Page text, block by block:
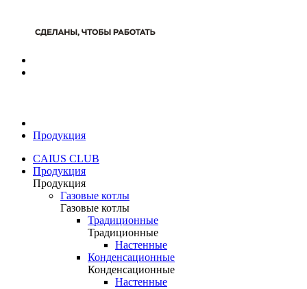
Продукция
CAIUS CLUB
Продукция
Продукция
Газовые котлы
Газовые котлы
Традиционные
Традиционные
Настенные
Конденсационные
Конденсационные
Настенные